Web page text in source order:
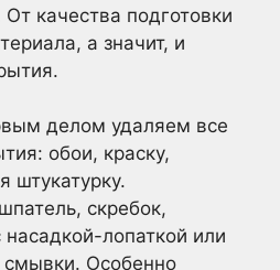
качества подготовки
а значит, и
делом удаляем все
обои, краску,
штукатурку.
скребок,
насадкой-лопаткой или
смывки. Особенно